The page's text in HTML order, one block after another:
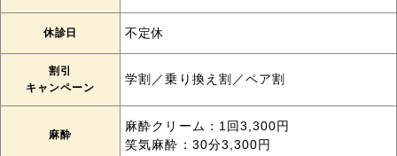
休診日 不定休
割引
キャンペーン
学割／乗り換え割／ペア割
麻酔
麻酔クリーム：1回3,300円
笑気麻酔：30分3,300円